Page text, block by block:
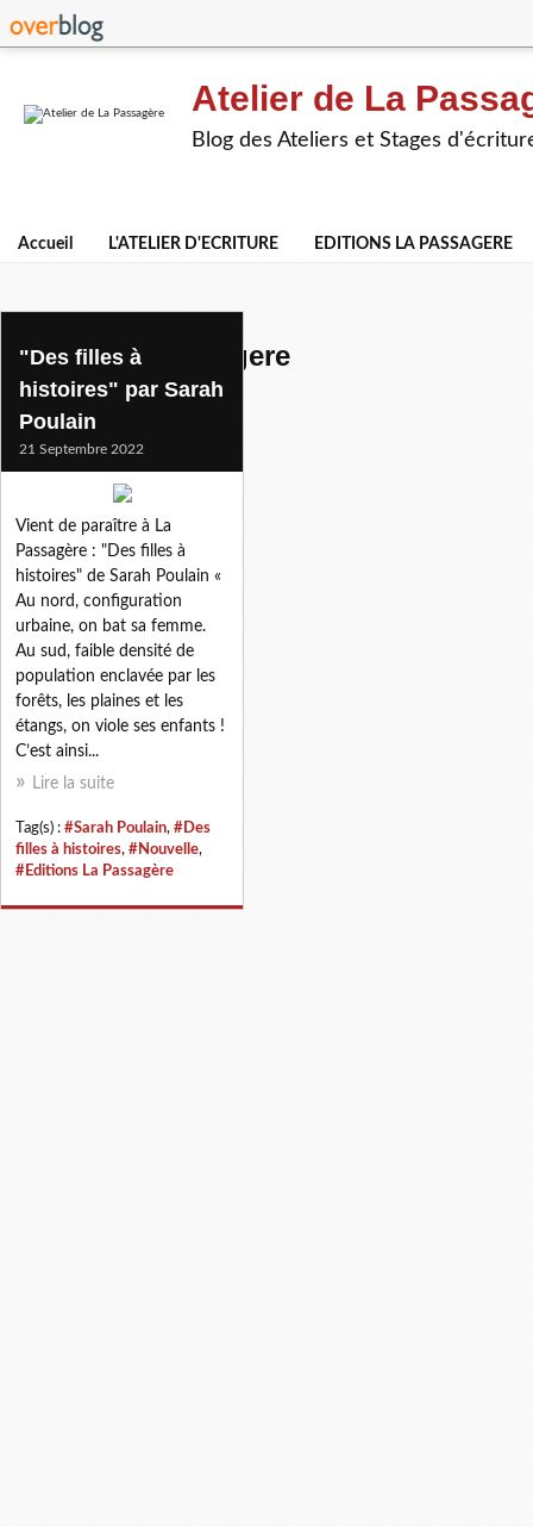
Atelier de La
Blog des Ateliers et Stages
Accueil L'ATELIER D'ECRITURE EDITIONS LA PASSAGERE
editions la passagere
"Des filles à
histoires" par Sarah
Poulain
21 Septembre 2022
Vient de paraître à La
Passagère : "Des filles à
histoires" de Sarah Poulain «
Au nord, configuration
urbaine, on bat sa femme.
Au sud, faible densité de
population enclavée par les
forêts, les plaines et les
étangs, on viole ses enfants !
C’est ainsi...
Lire la suite
Tag(s) : #Sarah Poulain, #Des
filles à histoires, #Nouvelle,
#Editions La Passagère